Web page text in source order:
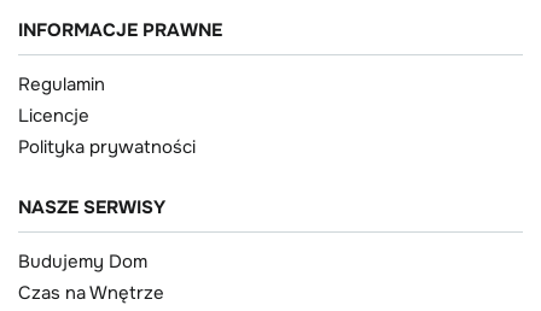
INFORMACJE PRAWNE
Regulamin
Licencje
Polityka prywatności
NASZE SERWISY
Budujemy Dom
Czas na Wnętrze